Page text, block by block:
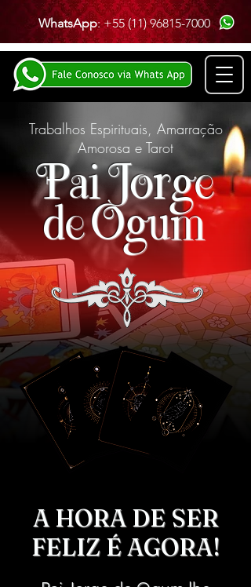
WhatsApp:+55 (11) 96815-7000
Trabalhos Espirituais, Amarração
Amorosa e Tarot
Pai Jorge
de Ogum
A HORA DE SER
FELIZ É AGORA!